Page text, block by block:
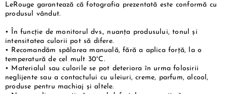
LeRouge garantează că fotografia prezentată este conformă cu
produsul vândut.
• În funcție de monitorul dvs., nuanța produsului, tonul și
intensitatea culorii pot să difere.
• Recomandăm spălarea manuală, fără a aplica forță, la o
temperatură de cel mult 30°C.
• Materialul sau culorile se pot deteriora în urma folosirii
neglijente sau a contactului cu uleiuri, creme, parfum, alcool,
produse pentru machiaj și altele.